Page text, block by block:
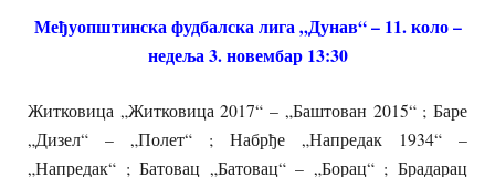
Међуопштинска фудбалска лига „Дунав“ – 11. коло –
недеља 3. новембар 13:30
Житковица „Житковица 2017“ – „Баштован 2015“ ; Баре
„Дизел“ – „Полет“ ; Набрђе „Напредак 1934“ –
„Напредак“ ; Батовац „Батовац“ – „Борац“ ; Брадарац